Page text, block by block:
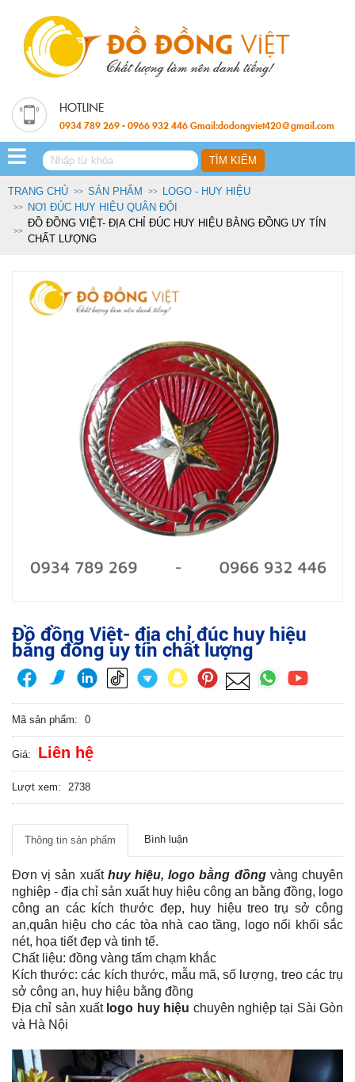
0934 789 269 - 0966 932 446 Gmail:dodongviet420@gmail.com
TRANG CHỦ SẢN PHẨM
LOGO - HUY HIỆU
NƠI ĐÚC HUY HIỆU QUÂN ĐỘI
ĐỒ ĐỒNG VIỆT- ĐỊA CHỈ ĐÚC HUY HIỆU BẰNG ĐỒNG UY TÍN
CHẤT LƯỢNG
Đồ đồng Việt- địa chỉ đúc huy hiệu
bằng đồng uy tín chất lượng
Mã sản phẩm: 0
Giá: Liên hệ
Lượt xem: 2738
Thông tin sản phẩm Bình luận
Đơn vị sản xuất huy hiệu,logo bằng đồngvàng chuyên
nghiệp - địa chỉ sản xuất huy hiệu công an bằng đồng, logo
công an các kích thước đẹp, huy hiệu treo trụ sở công
an,quân hiệu cho các tòa nhà cao tầng, logo nổi khối sắc
nét, họa tiết đẹp và tinh tế.
Chất liệu: đồng vàng tấm chạm khắc
Kích thước: các kích thước, mẫu mã, số lượng, treo các trụ
sở công an, huy hiệu bằng đồng
Địa chỉ sản xuấtlogo huy hiệu chuyên nghiệp tại Sài Gòn
và Hà Nội